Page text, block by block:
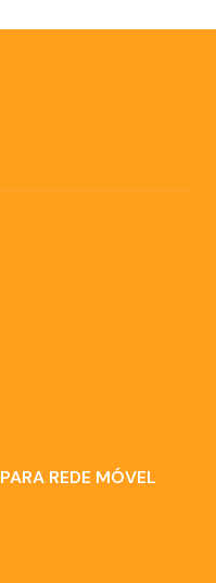
REDE MÓVEL